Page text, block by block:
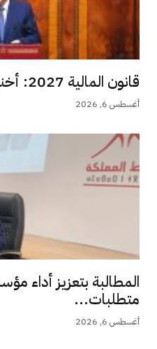
قانون المالية 2027: أخنوش يبقي على دعم...
أغسطس 6, 2026
المطالبة بتعزيز أداء
متطلبات...
أغسطس 6, 2026